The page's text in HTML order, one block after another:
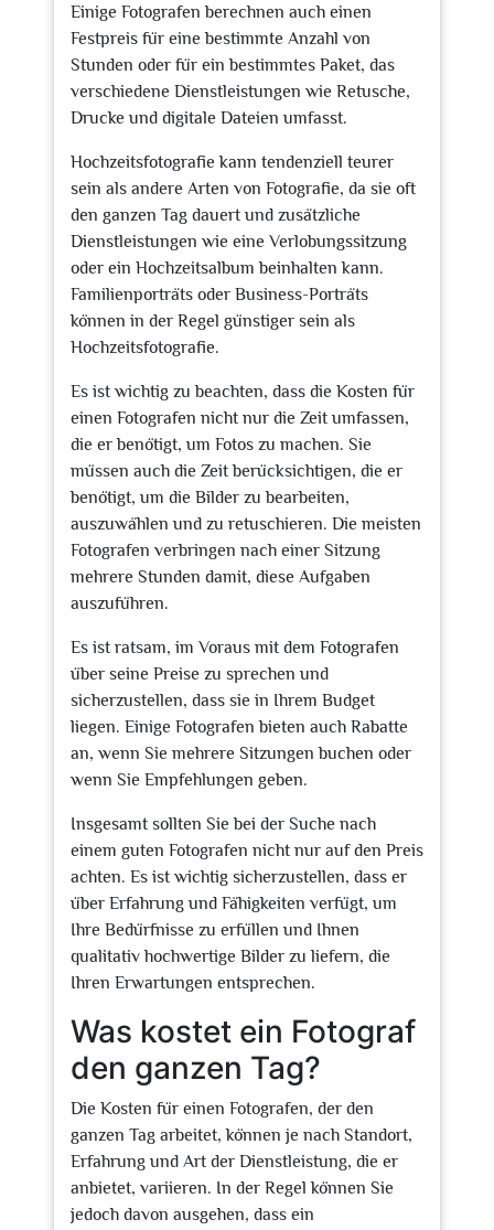
Einige Fotografen berechnen auch einen
Festpreis für eine bestimmte Anzahl von
Stunden oder für ein bestimmtes Paket, das
verschiedene Dienstleistungen wie Retusche,
Drucke und digitale Dateien umfasst.
Hochzeitsfotografie kann tendenziell teurer
sein als andere Arten von Fotografie, da sie oft
den ganzen Tag dauert und zusätzliche
Dienstleistungen wie eine Verlobungssitzung
oder ein Hochzeitsalbum beinhalten kann.
Familienporträts oder Business-Porträts
können in der Regel günstiger sein als
Hochzeitsfotografie.
Es ist wichtig zu beachten, dass die Kosten für
einen Fotografen nicht nur die Zeit umfassen,
die er benötigt, um Fotos zu machen. Sie
müssen auch die Zeit berücksichtigen, die er
benötigt, um die Bilder zu bearbeiten,
auszuwählen und zu retuschieren. Die meisten
Fotografen verbringen nach einer Sitzung
mehrere Stunden damit, diese Aufgaben
auszuführen.
Es ist ratsam, im Voraus mit dem Fotografen
über seine Preise zu sprechen und
sicherzustellen, dass sie in Ihrem Budget
liegen. Einige Fotografen bieten auch Rabatte
an, wenn Sie mehrere Sitzungen buchen oder
wenn Sie Empfehlungen geben.
Insgesamt sollten Sie bei der Suche nach
einem guten Fotografen nicht nur auf den Preis
achten. Es ist wichtig sicherzustellen, dass er
über Erfahrung und Fähigkeiten verfügt, um
Ihre Bedürfnisse zu erfüllen und Ihnen
qualitativ hochwertige Bilder zu liefern, die
Ihren Erwartungen entsprechen.
Was kostet ein Fotograf
den ganzen Tag?
Die Kosten für einen Fotografen, der den
ganzen Tag arbeitet, können je nach Standort,
Erfahrung und Art der Dienstleistung, die er
anbietet, variieren. In der Regel können Sie
jedoch davon ausgehen, dass ein